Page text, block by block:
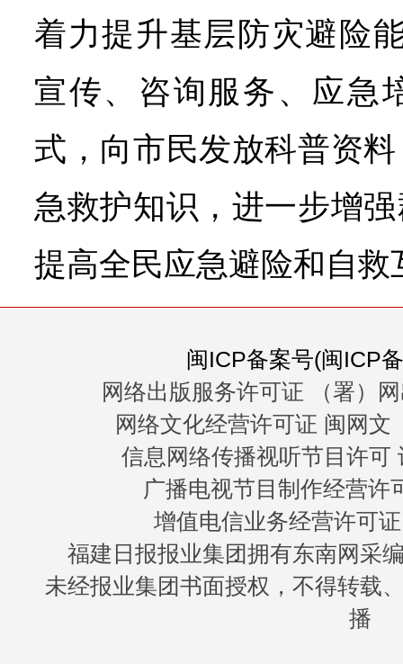
着力提升基层防灾避险
宣传、咨询服务、应急
式，向市民发放科普资
急救护知识，进一步增
提高全民应急避险和自救
闽ICP备案号(闽ICP
网络出版服务许可证 （署）
网络文化经营许可证 闽网文
信息网络传播视听节目许可
广播电视节目制作经营许
增值电信业务经营许可
福建日报报业集团拥有东南网采
未经报业集团书面授权，不得转载
播